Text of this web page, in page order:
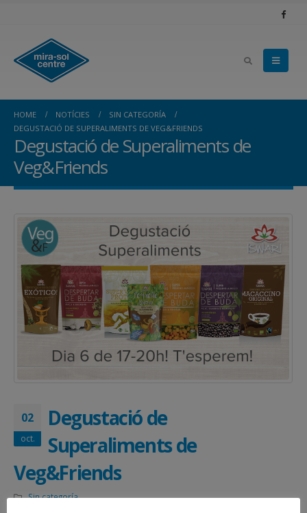
HOME NOTÍCIES
SIN CATEGORÍA
DEGUSTACIÓ DE SUPERALIMENTS DE VEG&FRIENDS
Degustació de Superaliments de
Veg&Friends
02
oct.
Degustació de
Superaliments de
Veg&Friends
Sin categoría